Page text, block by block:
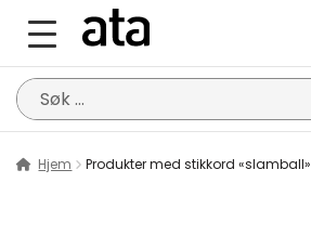
Søk
etter:
Hjem Produkter med stikkord «slamball»